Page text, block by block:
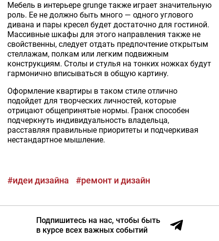
Мебель в интерьере grunge также играет значительную
роль. Ее не должно быть много — одного углового
дивана и пары кресел будет достаточно для гостиной.
Массивные шкафы для этого направления также не
свойственны, следует отдать предпочтение открытым
стеллажам, полкам или легким подвижным
конструкциям. Столы и стулья на тонких ножках будут
гармонично вписываться в общую картину.
Оформление квартиры в таком стиле отлично
подойдет для творческих личностей, которые
отрицают общепринятые нормы. Гранж способен
подчеркнуть индивидуальность владельца,
расставляя правильные приоритеты и подчеркивая
нестандартное мышление.
#идеи дизайна #ремонт и дизайн
Подпишитесь на нас, чтобы быть
в курсе всех важных событий